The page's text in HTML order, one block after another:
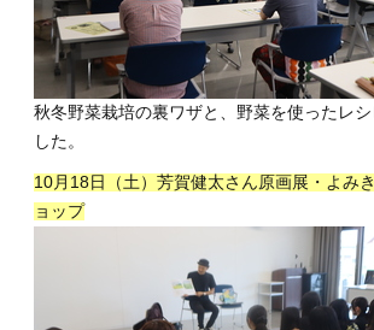
秋冬野菜栽培の裏ワザと、野菜を使ったレ
した。
10月18日（土）芳賀健太さん原画展・よみ
ョップ